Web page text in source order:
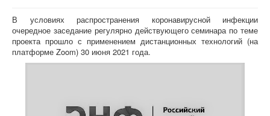
В условиях распространения коронавирусной инфекции
очередное заседание регулярно действующего семинара по теме
проекта прошло с применением дистанционных технологий (на
платформе Zoom) 30 июня 2021 года.